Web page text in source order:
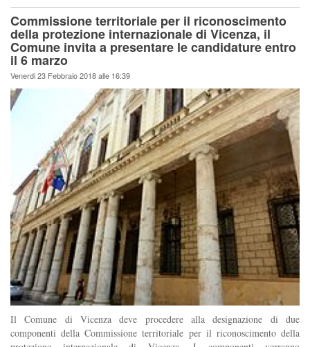
Commissione territoriale per il riconoscimento
della protezione internazionale di Vicenza, il
Comune invita a presentare le candidature entro
il 6 marzo
Venerdi 23 Febbraio 2018 alle 16:39
Il Comune di Vicenza deve procedere alla designazione di due
componenti della Commissione territoriale per il riconoscimento della